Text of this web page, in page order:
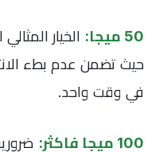
50 ميجا:
حيث تضمن عدم بطء
في وقت واحد.
100 ميجا فاكثر: